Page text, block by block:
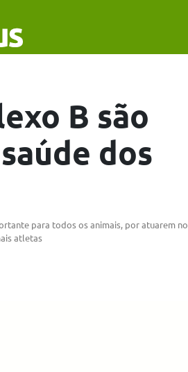
B são
dos
para todos os animais, por atuarem no
atletas